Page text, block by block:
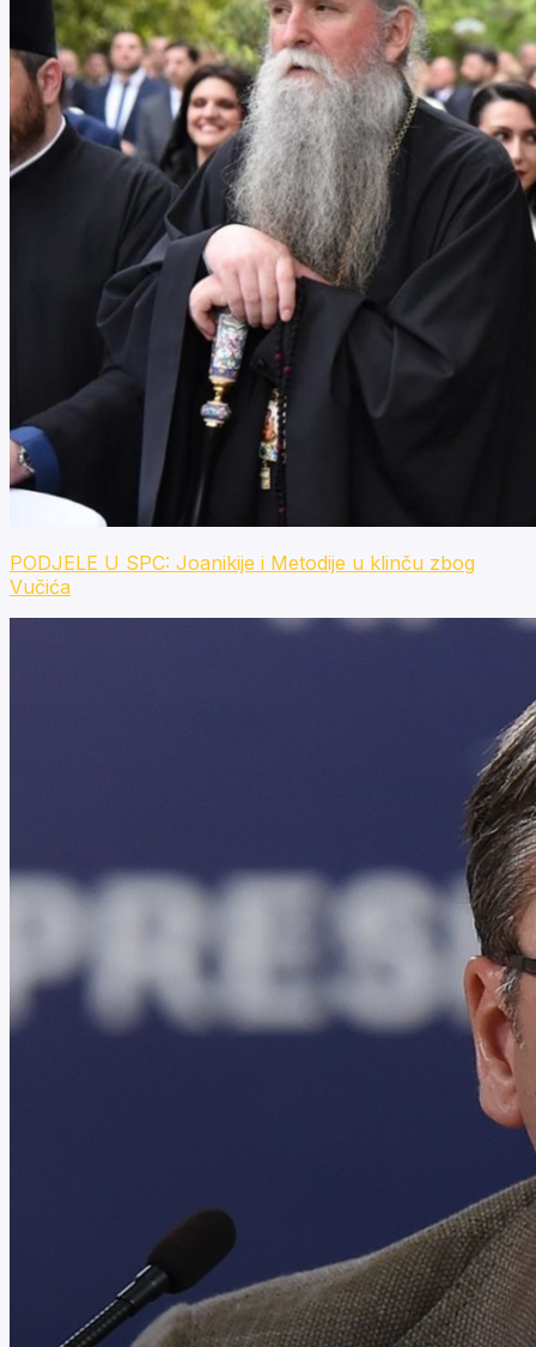
PODJELE U SPC: Joanikije i Metodije u klinču zbog
Vučića